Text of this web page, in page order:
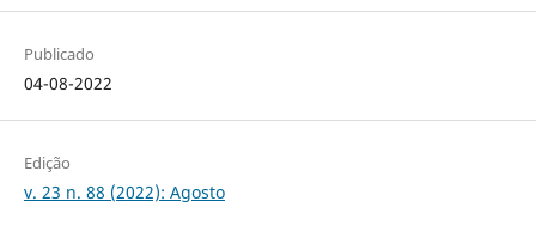
Publicado
04-08-2022
Edição
v. 23 n. 88 (2022): Agosto